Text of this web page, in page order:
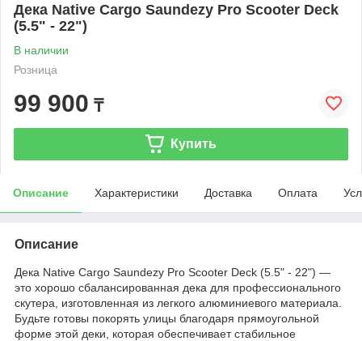
Дека Native Cargo Saundezy Pro Scooter Deck
(5.5" - 22")
В наличии
Розница
99 900 ₸
Купить
Описание Характеристики Доставка Оплата
Описание
Дека Native Cargo Saundezy Pro Scooter Deck (5.5" - 22") —
это хорошо сбалансированная дека для профессионального
скутера, изготовленная из легкого алюминиевого материала.
Будьте готовы покорять улицы благодаря прямоугольной
форме этой деки, которая обеспечивает стабильное